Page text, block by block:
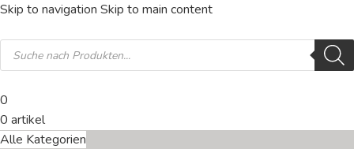
Skip to navigation Skip to main content
0
0 artikel
Alle Kategorien